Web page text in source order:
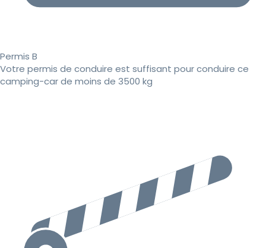
Permis B
Votre permis de conduire est suffisant pour conduire ce
camping-car de moins de 3500 kg